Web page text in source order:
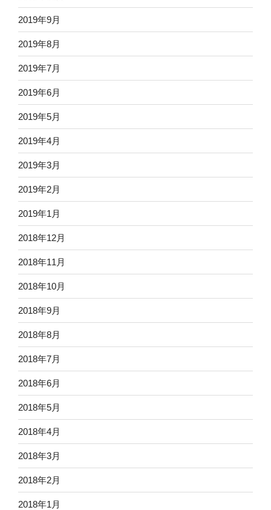
2019年9月
2019年8月
2019年7月
2019年6月
2019年5月
2019年4月
2019年3月
2019年2月
2019年1月
2018年12月
2018年11月
2018年10月
2018年9月
2018年8月
2018年7月
2018年6月
2018年5月
2018年4月
2018年3月
2018年2月
2018年1月